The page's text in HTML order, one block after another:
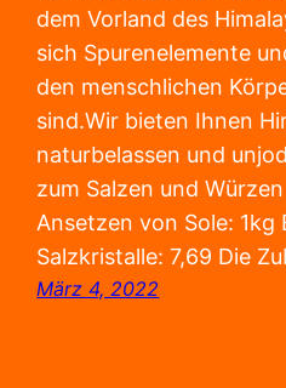
dem Vorland des
sich Spurenelemente
den menschlichen
sind.Wir bieten Ihnen
naturbelassen und
zum Salzen und
Ansetzen von Sole: 1kg
Salzkristalle: 7,69 Die
März 4, 2022